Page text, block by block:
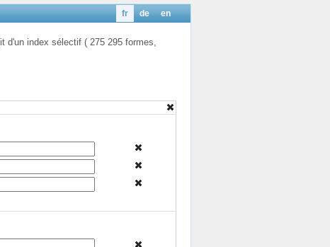
en
de
fr
index sélectif ( 275 295 formes,